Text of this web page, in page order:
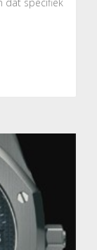
dat specifiek